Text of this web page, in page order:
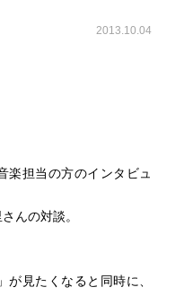
タ』以上に神経を使った
れを意識しなかった」
ちゃんとやれる人って少
作品の背景を読み解
して トトロと 私
2013.10.04
楽担当の方のインタビュ
んの対談。
見たくなると同時に、